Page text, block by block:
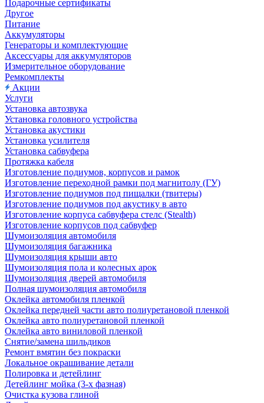
Подарочные сертификаты
Другое
Питание
Аккумуляторы
Генераторы и комплектующие
Аксессуары для аккумуляторов
Измерительное оборудование
Ремкомплекты
Акции
Услуги
Установка автозвука
Установка головного устройства
Установка акустики
Установка усилителя
Установка сабвуфера
Протяжка кабеля
Изготовление подиумов, корпусов и рамок
Изготовление переходной рамки под магнитолу (ГУ)
Изготовление подиумов под пищалки (твитеры)
Изготовление подиумов под акустику в авто
Изготовление корпуса сабвуфера стелс (Stealth)
Изготовление корпусов под сабвуфер
Шумоизоляция автомобиля
Шумоизоляция багажника
Шумоизоляция крыши авто
Шумоизоляция пола и колесных арок
Шумоизоляция дверей автомобиля
Полная шумоизоляция автомобиля
Оклейка автомобиля пленкой
Оклейка передней части авто полиуретановой пленкой
Оклейка авто полиуретановой пленкой
Оклейка авто виниловой пленкой
Снятие/замена шильдиков
Ремонт вмятин без покраски
Локальное окрашивание детали
Полировка и детейлинг
Детейлинг мойка (3-х фазная)
Очистка кузова глиной